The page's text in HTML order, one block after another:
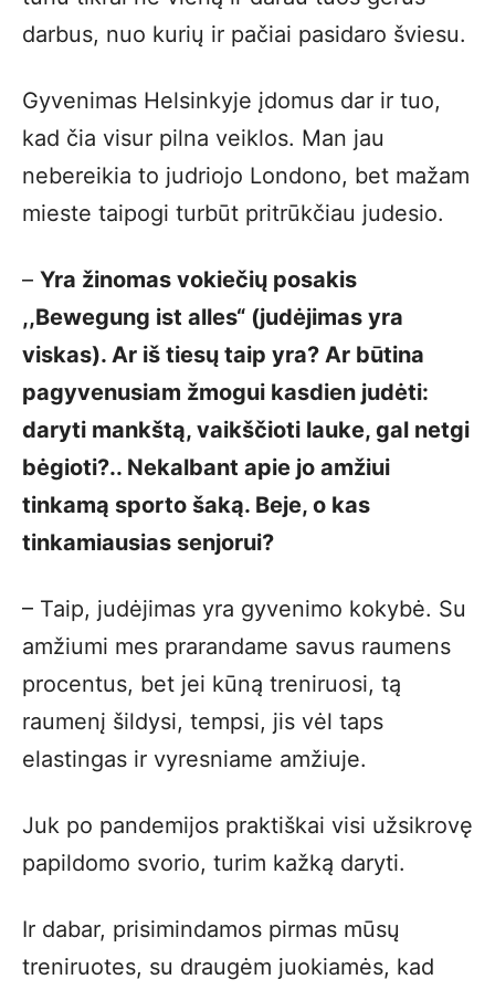
darbus, nuo kurių ir pačiai pasidaro šviesu.
Gyvenimas Helsinkyje įdomus dar ir tuo,
kad čia visur pilna veiklos. Man jau
nebereikia to judriojo Londono, bet mažam
mieste taipogi turbūt pritrūkčiau judesio.
– Yra žinomas vokiečių posakis
,,Bewegung ist alles“ (judėjimas yra
viskas). Ar iš tiesų taip yra? Ar būtina
pagyvenusiam žmogui kasdien judėti:
daryti mankštą, vaikščioti lauke, gal netgi
bėgioti?.. Nekalbant apie jo amžiui
tinkamą sporto šaką. Beje, o kas
tinkamiausias senjorui?
– Taip, judėjimas yra gyvenimo kokybė. Su
amžiumi mes prarandame savus raumens
procentus, bet jei kūną treniruosi, tą
raumenį šildysi, tempsi, jis vėl taps
elastingas ir vyresniame amžiuje.
Juk po pandemijos praktiškai visi užsikrovę
papildomo svorio, turim kažką daryti.
Ir dabar, prisimindamos pirmas mūsų
treniruotes, su draugėm juokiamės, kad